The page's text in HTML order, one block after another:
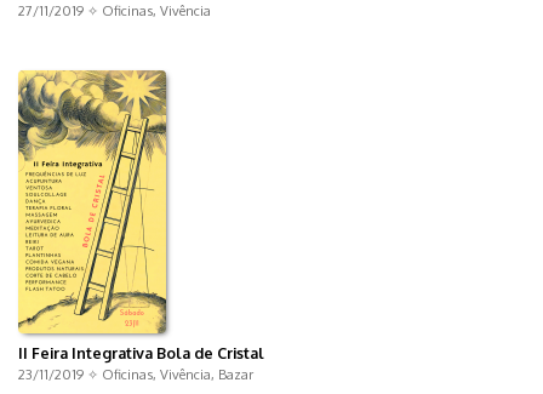
27/11/2019 ✧ Oficinas, Vivência
II Feira Integrativa Bola de Cristal
23/11/2019 ✧ Oficinas, Vivência, Bazar